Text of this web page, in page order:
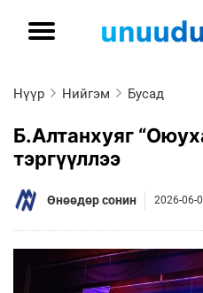
Нүүр Нийгэм Бусад
Б.Алтанхуяг
тэргүүллээ
Өнөөдөр сонин 2026-06-